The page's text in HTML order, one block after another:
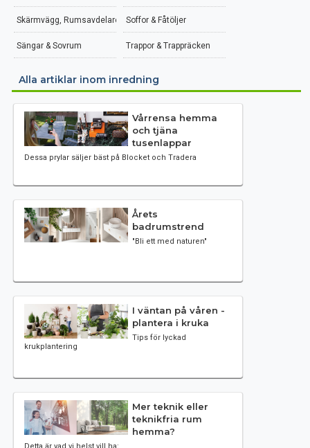
Skärmvägg, Rumsavdelare Soffor & Fåtöljer
Sängar & Sovrum Trappor & Trappräcken
Alla artiklar inom inredning
Vårrensa hemma
och tjäna
tusenlappar
Dessa prylar säljer bäst på Blocket och Tradera
Årets
badrumstrend
"Bli ett med naturen"
I väntan på våren -
plantera i kruka
Tips för lyckad
krukplantering
Mer teknik eller
teknikfria rum
hemma?